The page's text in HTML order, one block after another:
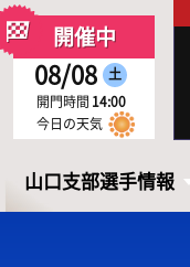
開催中
08/08 土
開門時間 14:00
今日の天気
山口支部選手情報